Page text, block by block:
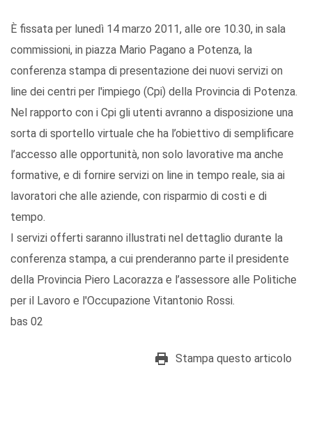
È fissata per lunedì 14 marzo 2011, alle ore 10.30, in sala
commissioni, in piazza Mario Pagano a Potenza, la
conferenza stampa di presentazione dei nuovi servizi on
line dei centri per l'impiego (Cpi) della Provincia di Potenza.
Nel rapporto con i Cpi gli utenti avranno a disposizione una
sorta di sportello virtuale che ha l’obiettivo di semplificare
l’accesso alle opportunità, non solo lavorative ma anche
formative, e di fornire servizi on line in tempo reale, sia ai
lavoratori che alle aziende, con risparmio di costi e di
tempo.
I servizi offerti saranno illustrati nel dettaglio durante la
conferenza stampa, a cui prenderanno parte il presidente
della Provincia Piero Lacorazza e l’assessore alle Politiche
per il Lavoro e l'Occupazione Vitantonio Rossi.
bas 02
Stampa questo articolo